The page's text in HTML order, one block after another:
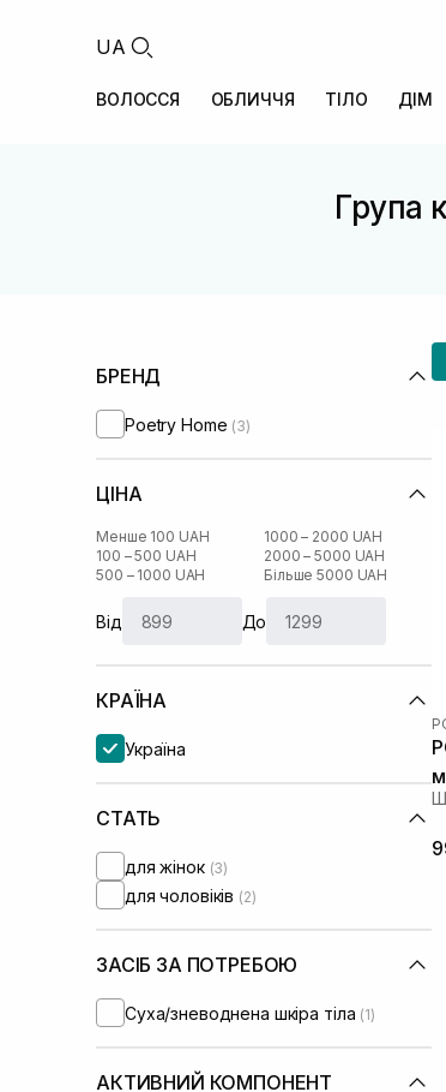
UA
ВОЛОССЯ ОБЛИЧЧЯ ТІЛО ДІМ
Група
БРЕНД
Poetry Home (3)
ЦІНА
Менше 100 UAH
100 – 500 UAH
500 – 1000 UAH
1000 – 2000 UAH
2000 – 5000 UAH
Більше 5000 UAH
Від До
КРАЇНА
Україна
СТАТЬ
для жінок (3)
для чоловіків (2)
ЗАСІБ ЗА ПОТРЕБОЮ
Суха/зневоднена шкіра тіла (1)
АКТИВНИЙ КОМПОНЕНТ